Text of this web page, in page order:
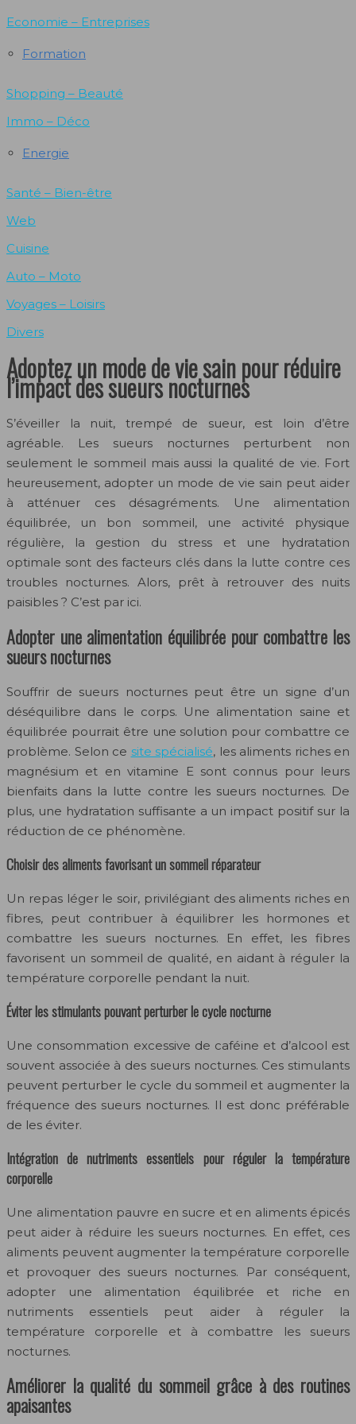
Economie – Entreprises
Formation
Shopping – Beauté
Immo – Déco
Energie
Santé – Bien-être
Web
Cuisine
Auto – Moto
Voyages – Loisirs
Divers
Adoptez un mode de vie sain pour réduire
l’impact des sueurs nocturnes
S’éveiller la nuit, trempé de sueur, est loin d’être
agréable. Les sueurs nocturnes perturbent non
seulement le sommeil mais aussi la qualité de vie. Fort
heureusement, adopter un mode de vie sain peut aider
à atténuer ces désagréments. Une alimentation
équilibrée, un bon sommeil, une activité physique
régulière, la gestion du stress et une hydratation
optimale sont des facteurs clés dans la lutte contre ces
troubles nocturnes. Alors, prêt à retrouver des nuits
paisibles ? C’est par ici.
Adopter une alimentation équilibrée pour combattre les
sueurs nocturnes
Souffrir de sueurs nocturnes peut être un signe d’un
déséquilibre dans le corps. Une alimentation saine et
équilibrée pourrait être une solution pour combattre ce
problème. Selon ce site spécialisé, les aliments riches en
magnésium et en vitamine E sont connus pour leurs
bienfaits dans la lutte contre les sueurs nocturnes. De
plus, une hydratation suffisante a un impact positif sur la
réduction de ce phénomène.
Choisir des aliments favorisant un sommeil réparateur
Un repas léger le soir, privilégiant des aliments riches en
fibres, peut contribuer à équilibrer les hormones et
combattre les sueurs nocturnes. En effet, les fibres
favorisent un sommeil de qualité, en aidant à réguler la
température corporelle pendant la nuit.
Éviter les stimulants pouvant perturber le cycle nocturne
Une consommation excessive de caféine et d’alcool est
souvent associée à des sueurs nocturnes. Ces stimulants
peuvent perturber le cycle du sommeil et augmenter la
fréquence des sueurs nocturnes. Il est donc préférable
de les éviter.
Intégration de nutriments essentiels pour réguler la température
corporelle
Une alimentation pauvre en sucre et en aliments épicés
peut aider à réduire les sueurs nocturnes. En effet, ces
aliments peuvent augmenter la température corporelle
et provoquer des sueurs nocturnes. Par conséquent,
adopter une alimentation équilibrée et riche en
nutriments essentiels peut aider à réguler la
température corporelle et à combattre les sueurs
nocturnes.
Améliorer la qualité du sommeil grâce à des routines
apaisantes